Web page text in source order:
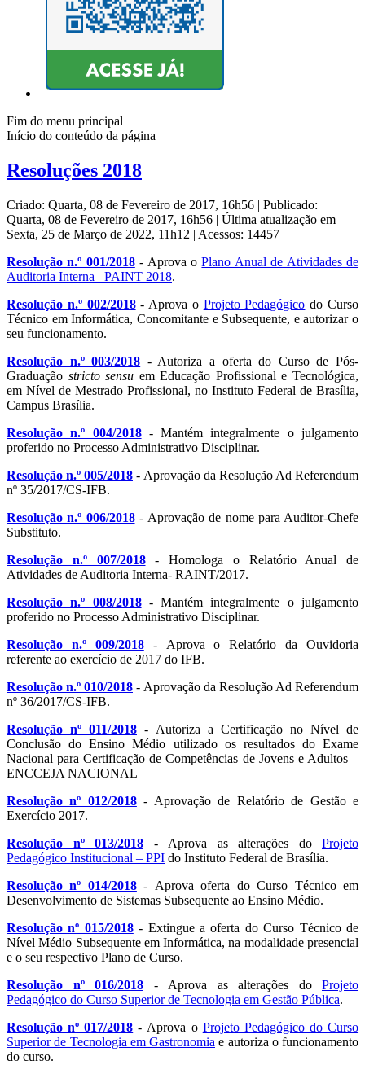
Fim do menu principal
Início do conteúdo da página
Resoluções 2018
Criado: Quarta, 08 de Fevereiro de 2017, 16h56 | Publicado:
Quarta, 08 de Fevereiro de 2017, 16h56 | Última atualização em
Sexta, 25 de Março de 2022, 11h12 | Acessos: 14457
Resolução n.º 001/2018- Aprova oPlano Anual de Atividades de
Auditoria Interna –PAINT 2018.
Resolução n.º 002/2018- Aprova o Projeto Pedagógico do Curso
Técnico em Informática, Concomitante e Subsequente, e autorizar o
seu funcionamento.
Resolução n.º 003/2018 - Autoriza a oferta do Curso de Pós-
Graduação stricto sensu em Educação Profissional e Tecnológica,
em Nível de Mestrado Profissional, no Instituto Federal de Brasília,
Campus Brasília.
Resolução n.º 004/2018- Mantém integralmente o julgamento
proferido no Processo Administrativo Disciplinar.
Resolução n.º 005/2018 - Aprovação da Resolução Ad Referendum
nº 35/2017/CS-IFB.
Resolução n.º 006/2018- Aprovação de nome para Auditor-Chefe
Substituto.
Resolução n.º 007/2018- Homologa o Relatório Anual de
Atividades de Auditoria Interna- RAINT/2017.
Resolução n.º 008/2018- Mantém integralmente o julgamento
proferido no Processo Administrativo Disciplinar.
Resolução n.º 009/2018- Aprova o Relatório da Ouvidoria
referente ao exercício de 2017 do IFB.
Resolução n.º 010/2018 - Aprovação da Resolução Ad Referendum
nº 36/2017/CS-IFB.
Resolução nº 011/2018 - Autoriza a Certificação no Nível de
Conclusão do Ensino Médio utilizado os resultados do Exame
Nacional para Certificação de Competências de Jovens e Adultos –
ENCCEJA NACIONAL
Resolução nº 012/2018- Aprovação de Relatório de Gestão e
Exercício 2017.
Resolução nº 013/2018 - Aprova as alterações do Projeto
Pedagógico Institucional – PPI do Instituto Federal de Brasília.
Resolução nº 014/2018 - Aprova oferta do Curso Técnico em
Desenvolvimento de Sistemas Subsequente ao Ensino Médio.
Resolução nº 015/2018 - Extingue a oferta do Curso Técnico de
Nível Médio Subsequente em Informática, na modalidade presencial
e o seu respectivo Plano de Curso.
Resolução nº 016/2018 - Aprova as alterações do Projeto
Pedagógico do Curso Superior de Tecnologia em Gestão Pública.
Resolução nº 017/2018 - Aprova o Projeto Pedagógico do Curso
Superior de Tecnologia em Gastronomia e autoriza o funcionamento
do curso.